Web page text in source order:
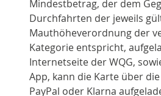
Mindestbetrag, der dem
Durchfahrten der jeweils
Mauthöheverordnung der
Kategorie entspricht,
Internetseite der WQG,
App, kann die Karte über
PayPal oder Klarna